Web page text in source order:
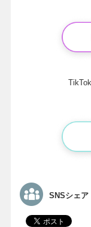
SNSシェア